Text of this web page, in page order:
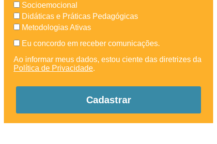
Socioemocional
Didáticas e Práticas Pedagógicas
Metodologias Ativas
Eu concordo em receber comunicações.
Ao informar meus dados, estou ciente das diretrizes da
Política de Privacidade.
Cadastrar